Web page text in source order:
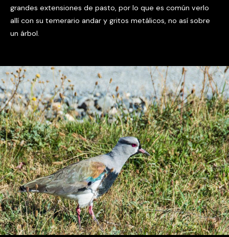
grandes extensiones de pasto, por lo que es común verlo
allí con su temerario andar y gritos metálicos, no así sobre
un árbol.